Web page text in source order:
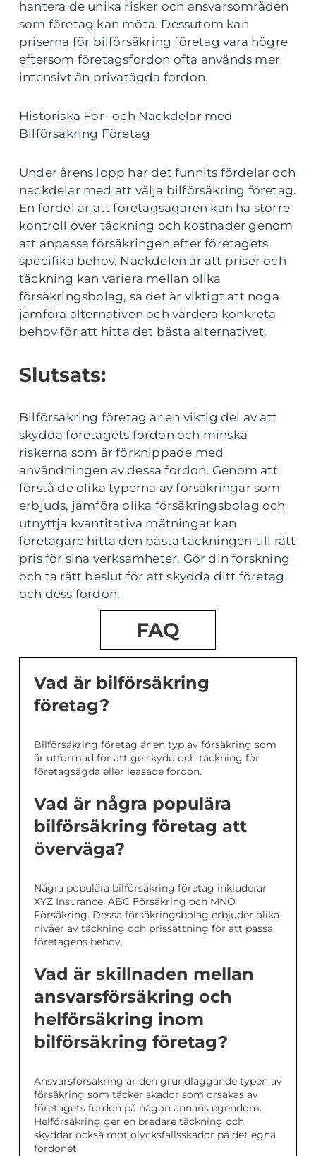
hantera de unika risker och ansvarsområden
som företag kan möta. Dessutom kan
priserna för bilförsäkring företag vara högre
eftersom företagsfordon ofta används mer
intensivt än privatägda fordon.
Historiska För- och Nackdelar med
Bilförsäkring Företag
Under årens lopp har det funnits fördelar och
nackdelar med att välja bilförsäkring företag.
En fördel är att företagsägaren kan ha större
kontroll över täckning och kostnader genom
att anpassa försäkringen efter företagets
specifika behov. Nackdelen är att priser och
täckning kan variera mellan olika
försäkringsbolag, så det är viktigt att noga
jämföra alternativen och värdera konkreta
behov för att hitta det bästa alternativet.
Slutsats:
Bilförsäkring företag är en viktig del av att
skydda företagets fordon och minska
riskerna som är förknippade med
användningen av dessa fordon. Genom att
förstå de olika typerna av försäkringar som
erbjuds, jämföra olika försäkringsbolag och
utnyttja kvantitativa mätningar kan
företagare hitta den bästa täckningen till rätt
pris för sina verksamheter. Gör din forskning
och ta rätt beslut för att skydda ditt företag
och dess fordon.
FAQ
Vad är bilförsäkring
företag?
Bilförsäkring företag är en typ av försäkring som
är utformad för att ge skydd och täckning för
företagsägda eller leasade fordon.
Vad är några populära
bilförsäkring företag att
överväga?
Några populära bilförsäkring företag inkluderar
XYZ Insurance, ABC Försäkring och MNO
Försäkring. Dessa försäkringsbolag erbjuder olika
nivåer av täckning och prissättning för att passa
företagens behov.
Vad är skillnaden mellan
ansvarsförsäkring och
helförsäkring inom
bilförsäkring företag?
Ansvarsförsäkring är den grundläggande typen av
försäkring som täcker skador som orsakas av
företagets fordon på någon annans egendom.
Helförsäkring ger en bredare täckning och
skyddar också mot olycksfallsskador på det egna
fordonet.